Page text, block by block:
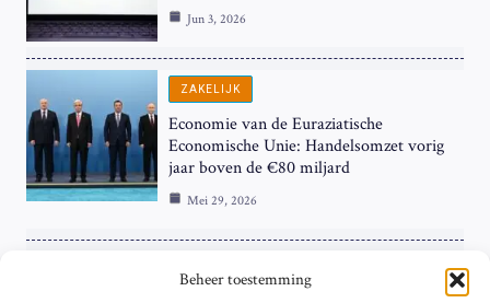
Beheer toestemming
Jun 3, 2026
ZAKELIJK
Economie van de Euraziatische
Economische Unie: Handelsomzet vorig
jaar boven de €80 miljard
Mei 29, 2026
ZAKELIJK